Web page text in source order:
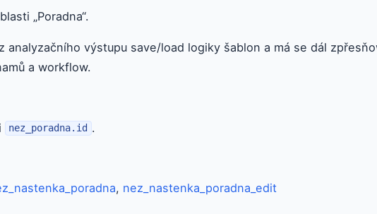
„Poradna“.
analyzačního výstupu save/load logiky šablon a má se dál
a workflow.
nez_poradna.id .
, nez_nastenka_poradna_edit